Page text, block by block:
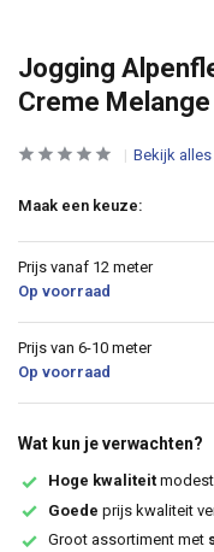
Jogging
Creme Melange
Bekijk
Maak een keuze:
Prijs vanaf 12 meter
Op voorraad
Prijs van 6-10 meter
Op voorraad
Wat kun je verwachten?
Hoge kwaliteit
Goede prijs kwaliteit
Groot assortiment met